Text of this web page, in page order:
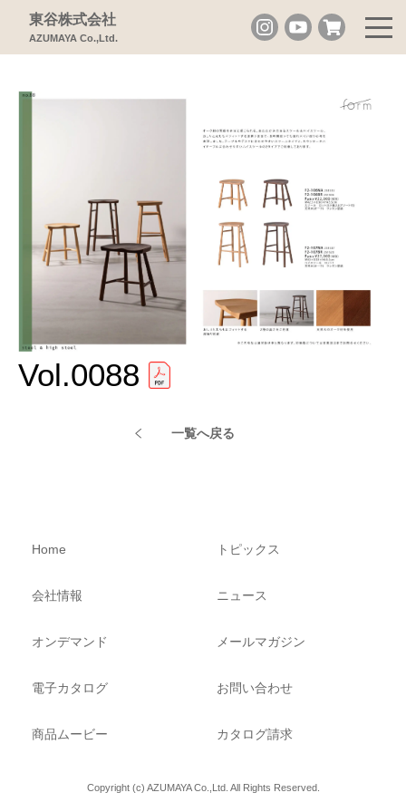
東谷株式会社
AZUMAYA Co.,Ltd.
Vol.0088
一覧へ戻る
Home
会社情報
オンデマンド
電子カタログ
商品ムービー
トピックス
ニュース
メールマガジン
お問い合わせ
カタログ請求
Copyright (c) AZUMAYA Co.,Ltd. All Rights Reserved.